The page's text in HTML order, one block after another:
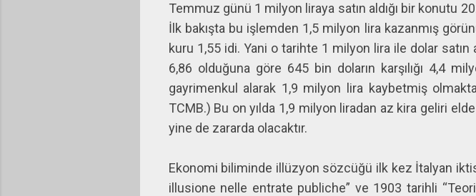
Temmuz günü 1 milyon liraya satın aldığı bir konutu
İlk bakışta bu işlemden 1,5 milyon lira kazanmış
kuru 1,55 idi. Yani o tarihte 1 milyon lira ile dolar satın
6,86 olduğuna göre 645 bin doların karşılığı 4,4
gayrimenkul alarak 1,9 milyon lira kaybetmiş
TCMB.) Bu on yılda 1,9 milyon liradan az kira geliri
yine de zararda olacaktır.
Ekonomi biliminde illüzyon sözcüğü ilk kez İtalyan
illusione nelle entrate publiche” ve 1903 tarihli